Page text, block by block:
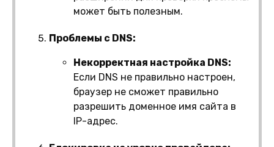
может быть полезным.
Проблемы с DNS:
Некорректная настройка DNS:
Если DNS не правильно настроен,
браузер не сможет правильно
разрешить доменное имя сайта в
IP-адрес.